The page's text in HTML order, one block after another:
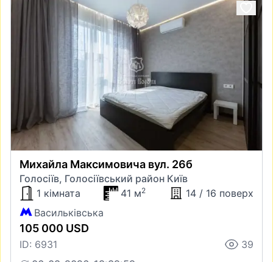
Михайла Максимовича вул. 26б
Голосіїв, Голосіївський район Київ
1 кімната
41 м2
14 / 16 поверх
Васильківська
105 000 USD
ID: 6931
39